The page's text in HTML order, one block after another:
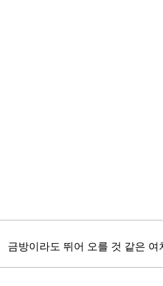
금방이라도 뛰어 오를 것 같은 여